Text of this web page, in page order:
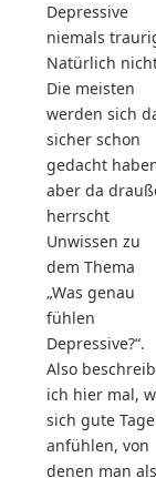
Depressive
niemals
Natürlich
Die meisten
werden sich
sicher schon
gedacht
aber da
herrscht
Unwissen zu
dem Thema
„Was genau
fühlen
Depressive?“.
Also
ich hier mal,
sich gute Tage
anfühlen, von
denen man als